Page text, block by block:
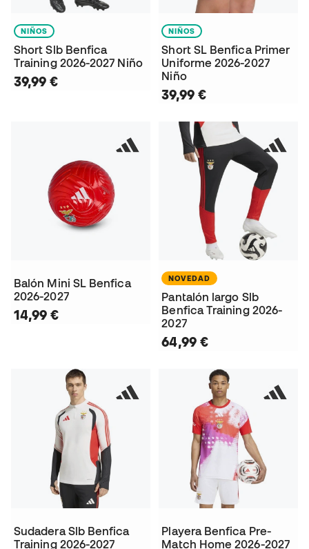
NIÑOS
Short Slb Benfica
Training 2026-2027 Niño
39,99 €
NIÑOS
Short SL Benfica Primer
Uniforme 2026-2027
Niño
39,99 €
Balón Mini SL Benfica
2026-2027
14,99 €
NOVEDAD
Pantalón largo Slb
Benfica Training 2026-
2027
64,99 €
Sudadera Slb Benfica
Training 2026-2027
Playera Benfica Pre-
Match Home 2026-2027